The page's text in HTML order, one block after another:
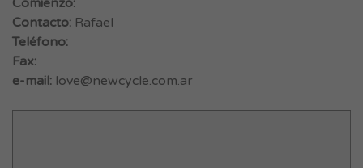
Comienzo:
Contacto: Rafael
Teléfono:
Fax:
e-mail: love@newcycle.com.ar